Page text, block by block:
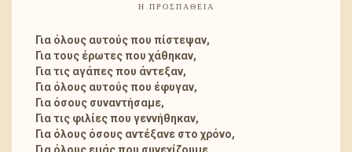
Η ΠΡΟΣΠΑΘΕΙΑ
Για όλους αυτούς που πίστεψαν,
Για τους έρωτες που χάθηκαν,
Για τις αγάπες που άντεξαν,
Για όλους αυτούς που έφυγαν,
Για όσους συναντήσαμε,
Για τις φιλίες που γεννήθηκαν,
Για όλους όσους αντέξανε στο χρόνο,
Για όλους εμάς που συνεχίζουμε,